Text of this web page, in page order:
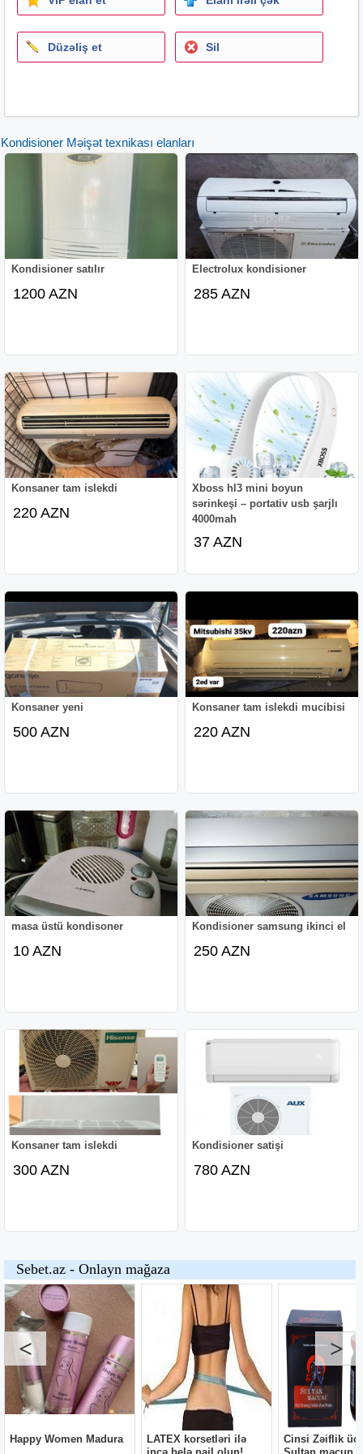
immergas immergaz imergas imergaz emergas emergaz
emerigas emerigaz imirgas imirgaz imerigas imerigaz
naviyen navyen navien
Düzəliş et Sil
Kondisioner Məişət texnikası elanları
Kondisioner satılır
1200 AZN
Electrolux kondisioner
285 AZN
Konsaner tam islekdi
220 AZN
Xboss hl3 mini boyun
sərinkeşi – portativ usb şarjlı
4000mah
37 AZN
Konsaner yeni
500 AZN
Konsaner tam islekdi mucibisi
220 AZN
masa üstü kondisoner
10 AZN
Kondisioner samsung ikinci el
250 AZN
Konsaner tam islekdi
300 AZN
Kondisioner satişi
780 AZN